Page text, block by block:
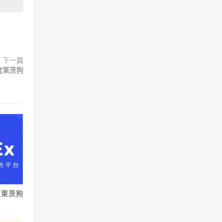
下一篇
莱茨狗
茨狗